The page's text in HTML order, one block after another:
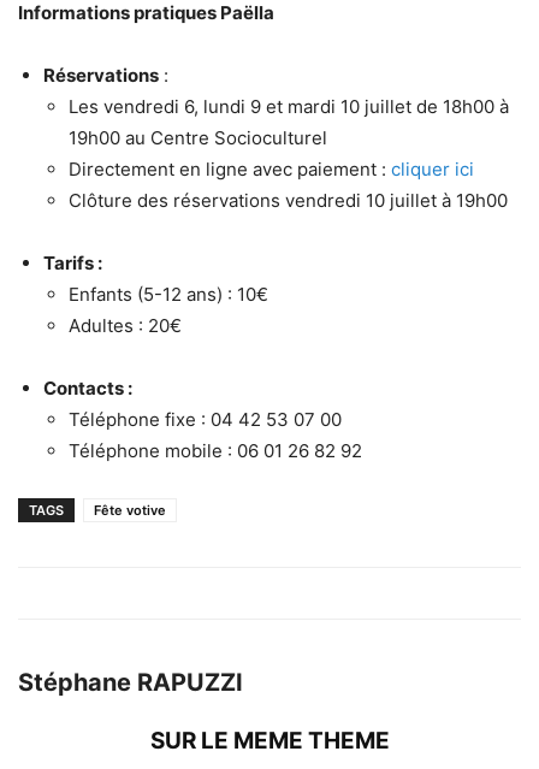
Informations pratiques Paëlla
Réservations :
Les vendredi 6, lundi 9 et mardi 10 juillet de 18h00 à
19h00 au Centre Socioculturel
Directement en ligne avec paiement : cliquer ici
Clôture des réservations vendredi 10 juillet à 19h00
Tarifs :
Enfants (5-12 ans) : 10€
Adultes : 20€
Contacts :
Téléphone fixe : 04 42 53 07 00
Téléphone mobile : 06 01 26 82 92
TAGS Fête votive
Stéphane RAPUZZI
SUR LE MEME THEME